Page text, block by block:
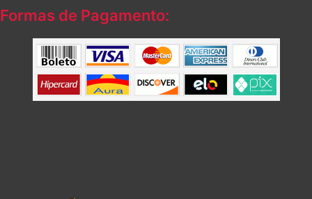
Formas de Pagamento: